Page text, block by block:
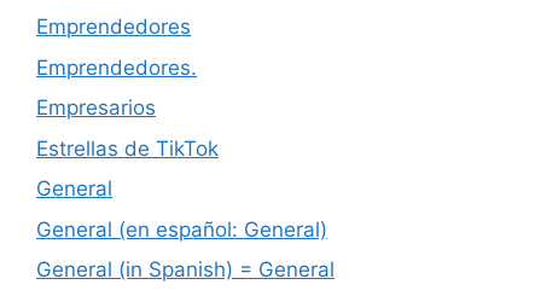
Emprendedores
Emprendedores.
Empresarios
Estrellas de TikTok
General
General (en español: General)
General (in Spanish) = General